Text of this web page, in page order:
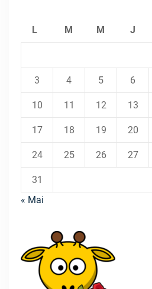
L M M J
3 4 5 6
10 11 12 13
17 18 19 20
24 25 26 27
31
« Mai